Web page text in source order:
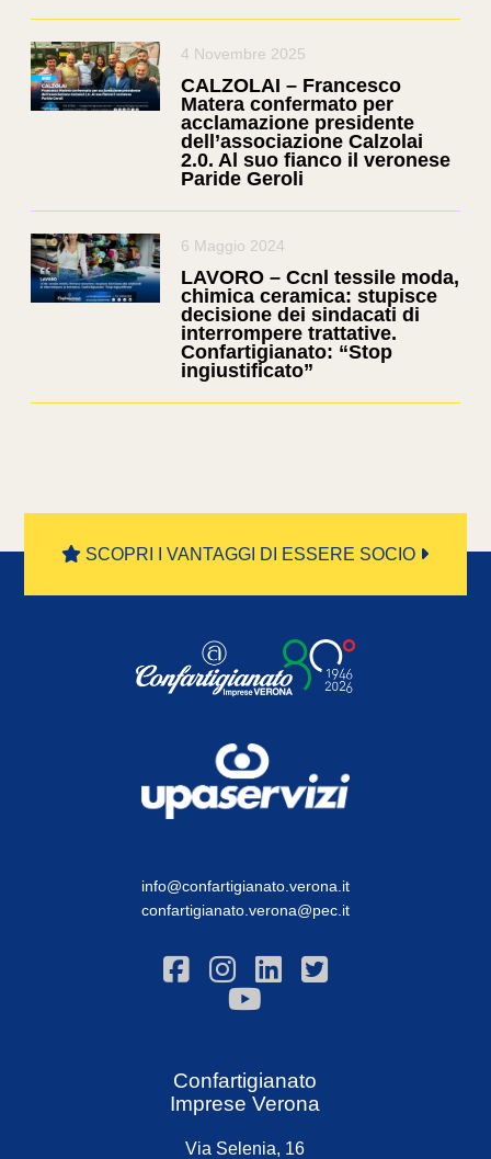
4 Novembre 2025
CALZOLAI – Francesco
Matera confermato per
acclamazione presidente
dell’associazione Calzolai
2.0. Al suo fianco il veronese
Paride Geroli
6 Maggio 2024
LAVORO – Ccnl tessile moda,
chimica ceramica: stupisce
decisione dei sindacati di
interrompere trattative.
Confartigianato: “Stop
ingiustificato”
SCOPRI I VANTAGGI DI ESSERE SOCIO
info@confartigianato.verona.it
confartigianato.verona@pec.it
Confartigianato
Imprese Verona
Via Selenia, 16